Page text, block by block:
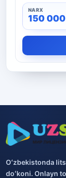
150 000
Oʻzbekistonda
doʻkoni. Onlayn